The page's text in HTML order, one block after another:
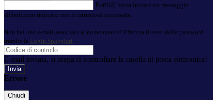
E-mail Verrà inviato un messaggio
all'indirizzo indicato con le istruzioni necessarie.
Non hai una e-mail associata al nome utente? Effettua il reset della password
tramite la Login Spaggiari
E-mail inviata, si prega di controllare la casella di posta elettronica!
Errore
Chiudi